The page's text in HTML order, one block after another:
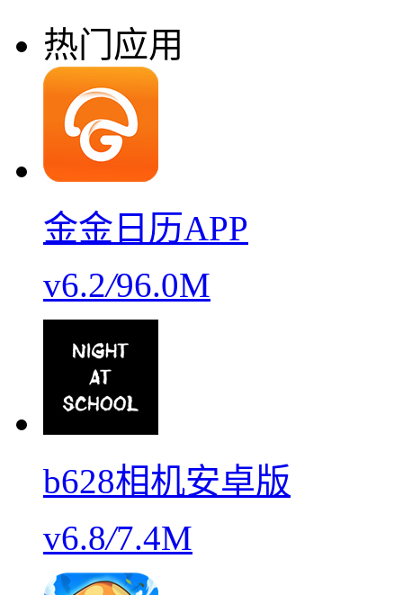
热门应用
金金日历APP
v6.2/96.0M
b628相机安卓版
v6.8/7.4M